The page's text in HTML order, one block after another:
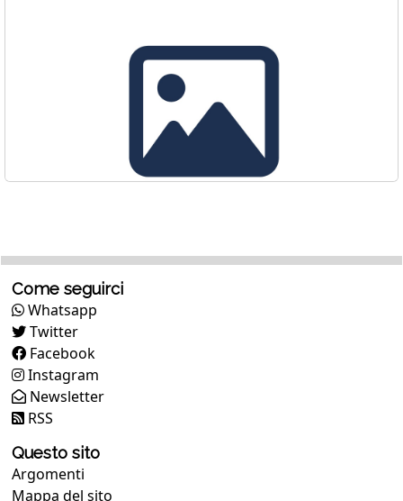
Come seguirci
Whatsapp
Twitter
Facebook
Instagram
Newsletter
RSS
Questo sito
Argomenti
Mappa del sito